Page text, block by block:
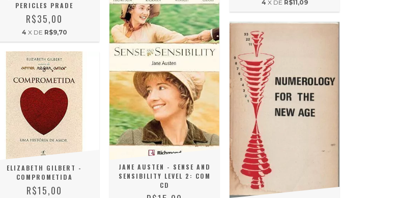
PERICLES PRADE
R$35,00
4 X DE R$9,70
4 X DE R$11,09
ELIZABETH GILBERT -
COMPROMETIDA
R$15,00
JANE AUSTEN - SENSE AND
SENSIBILITY LEVEL 2: COM
CD